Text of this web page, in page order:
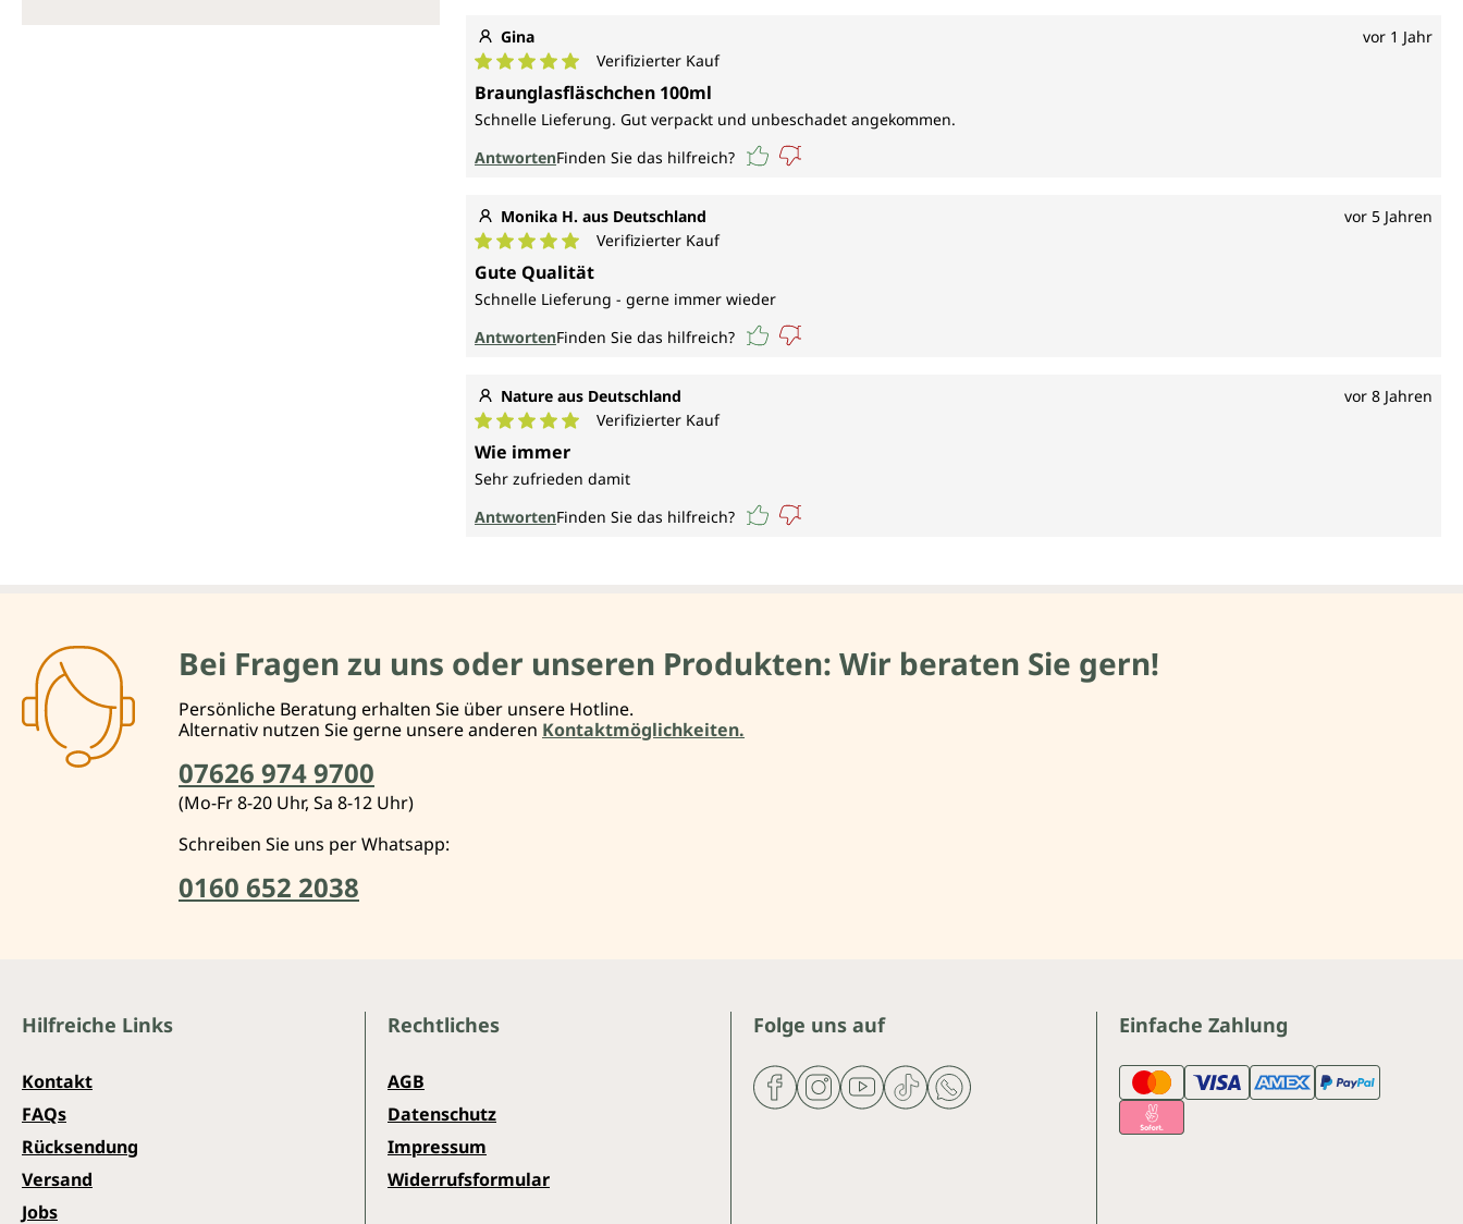
Gina vor 1 Jahr
Durchschnittliche Bewertung von 5 von 5 Sternen
Verifizierter Kauf
Braunglasfläschchen 100ml
Schnelle Lieferung. Gut verpackt und unbeschadet angekommen.
AntwortenFinden Sie das hilfreich?
Monika H. aus Deutschland vor 5 Jahren
Durchschnittliche Bewertung von 5 von 5 Sternen
Verifizierter Kauf
Gute Qualität
Schnelle Lieferung - gerne immer wieder
AntwortenFinden Sie das hilfreich?
Nature aus Deutschland vor 8 Jahren
Durchschnittliche Bewertung von 5 von 5 Sternen
Verifizierter Kauf
Wie immer
Sehr zufrieden damit
AntwortenFinden Sie das hilfreich?
Bei Fragen zu uns oder unseren Produkten: Wir beraten Sie gern!
Persönliche Beratung erhalten Sie über unsere Hotline.
Alternativ nutzen Sie gerne unsere anderen Kontaktmöglichkeiten.
07626 974 9700
(Mo-Fr 8-20 Uhr, Sa 8-12 Uhr)
Schreiben Sie uns per Whatsapp:
0160 652 2038
Folge uns auf Einfache Zahlung
Hilfreiche Links
Kontakt
FAQs
Rücksendung
Versand
Jobs
Rechtliches
AGB
Datenschutz
Impressum
Widerrufsformular